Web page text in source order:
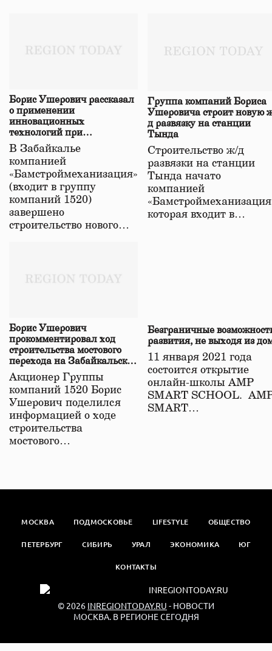
Борис Ушерович рассказал
о применении
инновационных
технологий при
строительстве нового моста
в Забайкалье
В Забайкалье
компанией
«Бамстроймеханизация»
(входит в группу
компаний 1520)
завершено
строительство нового…
Группа компаний Бориса
Ушеровича строит новую
д развязку на станции
Тында
Строительство ж/д
развязки на станции
Тында начато
компанией
которая входит в…
Борис Ушерович
прокомментировал ход
строительства мостового
перехода на Забайкальской
железной дороге
Акционер Группы
компаний 1520 Борис
Ушерович поделился
информацией о ходе
строительства
мостового…
Безграничные
развития, не выходя из
11 января 2021 года
состоится открытие
онлайн-школы АМР
SMART SCHOOL.
SMART…
МОСКВА ПОДМОСКОВЬЕ LIFESTYLE ОБЩЕСТВО
ПЕТЕРБУРГ СИБИРЬ УРАЛ ЭКОНОМИКА ЮГ
КОНТАКТЫ
© 2026 INREGIONTODAY.RU - НОВОСТИ
МОСКВА. В РЕГИОНЕ СЕГОДНЯ